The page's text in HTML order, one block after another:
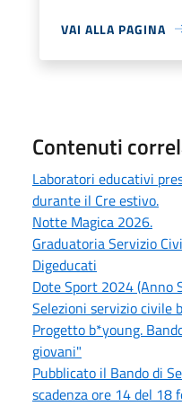
VAI ALLA PAGINA
Contenuti
Laboratori educativi
durante il Cre estivo.
Notte Magica 2026.
Graduatoria Servizio
Digeducati
Dote Sport 2024
Selezioni servizio civile
Progetto b*young.
giovani"
Pubblicato il Bando di
scadenza ore 14 del 18